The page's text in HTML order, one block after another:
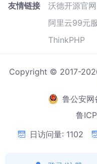
友情链接 沃德开源官网
阿里云99元
ThinkPHP
Copyright © 2017-
鲁公安
鲁
日访问量: 1102